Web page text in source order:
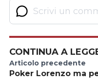
CONTINUA A
Articolo precedente
Poker Lorenzo ma